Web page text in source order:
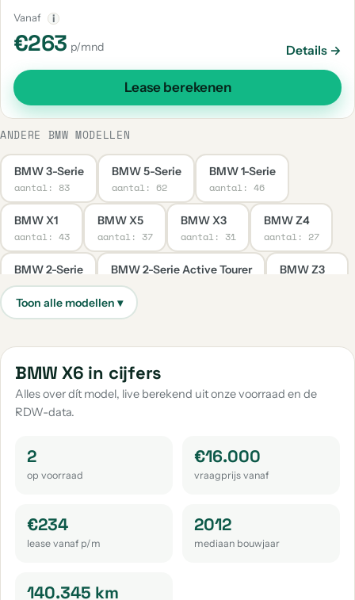
Vanaf i
€263 p/mnd Details →
Lease berekenen
ANDERE BMW MODELLEN
BMW 3-Serie
aantal: 83
BMW 5-Serie
aantal: 62
BMW 1-Serie
aantal: 46
BMW X1
aantal: 43
BMW X5
aantal: 37
BMW X3
aantal: 31
BMW Z4
aantal: 27
BMW 2-Serie
aantal: 23
BMW 2-Serie Active Tourer
aantal: 16
BMW Z3
BMW 4-Serie BMW 6-Serie
BMW M3 BMW 2-Serie Gran Coupe
aantal: 7
BMW 2-Serie Gran Tourer
BMW 4-Serie Gran Coupe
aantal: 6
BMW Ix3
aantal: 6
BMW X4
aantal: 6
aantal: 5
BMW X6 in cijfers
Alles over dít model, live berekend uit onze voorraad en de
RDW-data.
2
op voorraad
€16.000
vraagprijs vanaf
€234
lease vanaf p/m
2012
mediaan bouwjaar
140.345 km